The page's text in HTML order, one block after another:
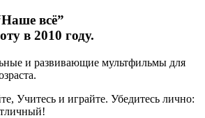
всё”
в 2010 году.
и развивающие мультфильмы для
Учитесь и играйте. Убедитесь лично: